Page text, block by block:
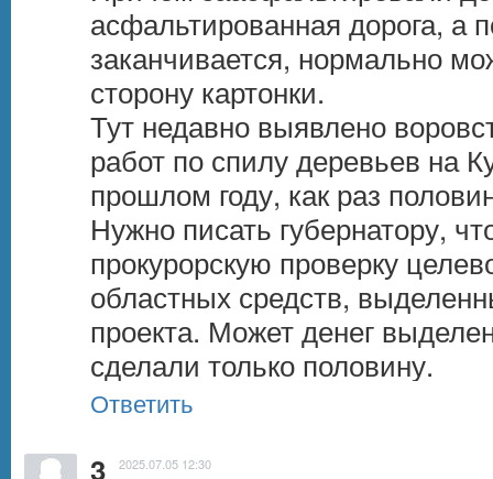
асфальтированная дорога, а
заканчивается, нормально
сторону картонки.
Тут недавно выявлено
работ по спилу деревьев на
прошлом году, как раз
Нужно писать губернатору,
прокурорскую проверку
областных средств,
проекта. Может денег
сделали только половину.
Ответить
3 2025.07.05 12:30